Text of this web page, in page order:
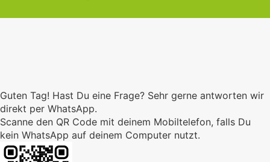
Guten Tag! Hast Du eine Frage? Sehr gerne antworten wir
direkt per WhatsApp.
Scanne den QR Code mit deinem Mobiltelefon, falls Du
kein WhatsApp auf deinem Computer nutzt.